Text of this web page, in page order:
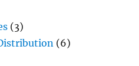
(3)
(6)